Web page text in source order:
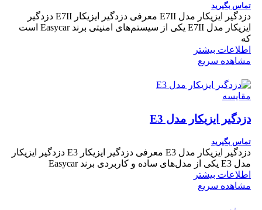
تماس بگیرید
دزدگیر ایزیکار مدل E7II معرفی دزدگیر ایزیکار E7II دزدگیر
ایزیکار مدل E7II یکی از سیستم‌های امنیتی برند Easycar است
که
اطلاعات بیشتر
مشاهده سریع
مقایسه
دزدگیر ایزیکار مدل E3
تماس بگیرید
دزدگیر ایزیکار مدل E3 معرفی دزدگیر ایزیکار E3 دزدگیر ایزیکار
مدل E3 یکی از مدل‌های ساده و کاربردی برند Easycar
اطلاعات بیشتر
مشاهده سریع